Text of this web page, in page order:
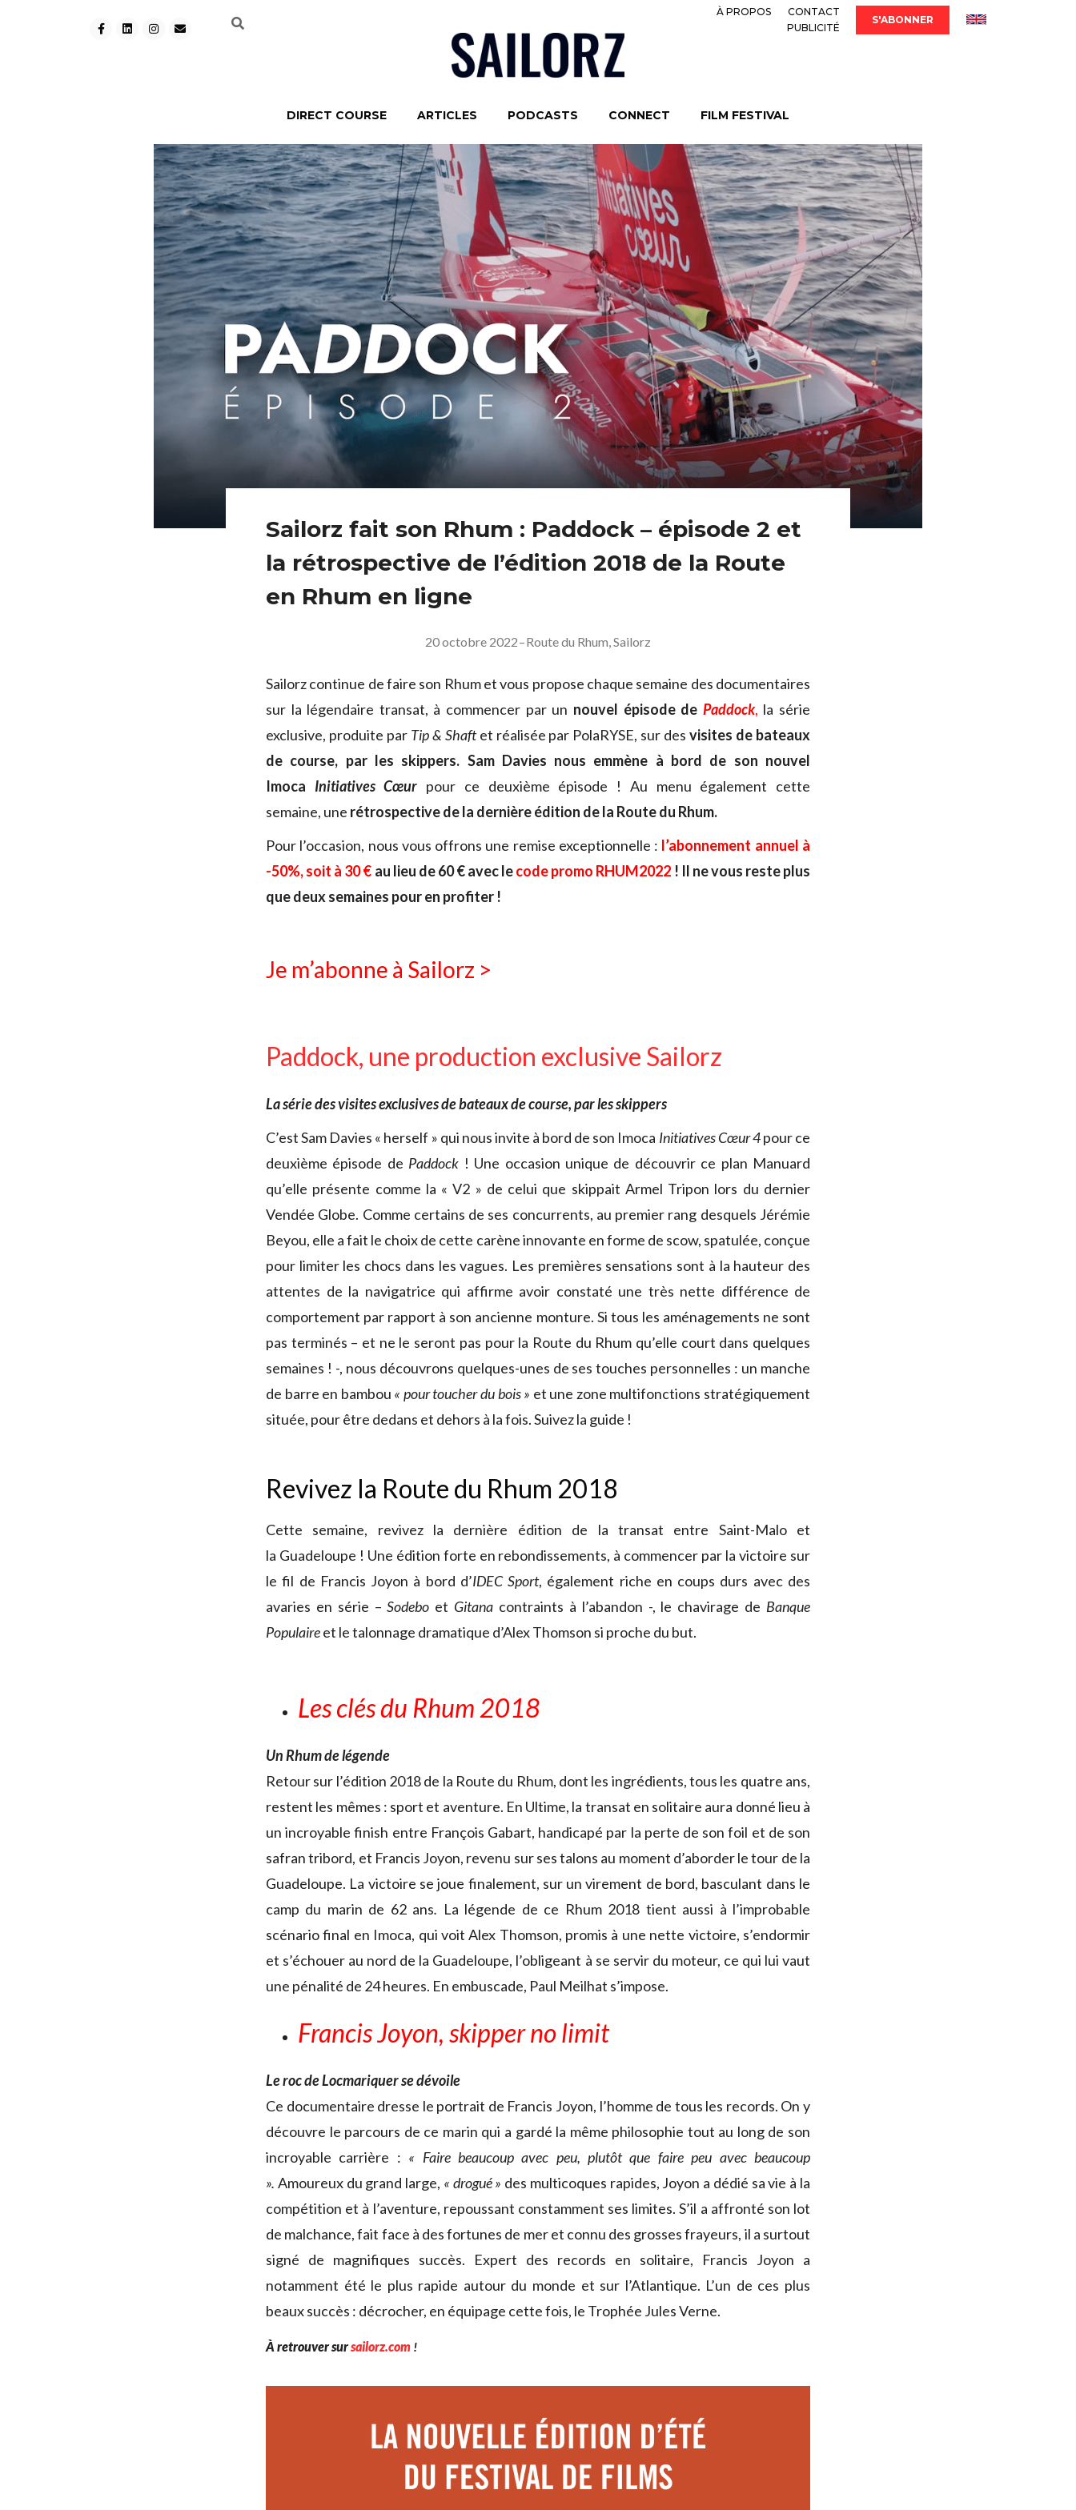
À PROPOS
CONTACT
PUBLICITÉ
S'ABONNER
DIRECT COURSE ARTICLES PODCASTS CONNECT FILM FESTIVAL
Sailorz fait son Rhum : Paddock – épisode 2 et
la rétrospective de l’édition 2018 de la Route
en Rhum en ligne
20 octobre 2022–Route du Rhum,Sailorz
Sailorz continue de faire son Rhum et vous propose chaque semaine des documentaires
sur la légendaire transat, à commencer par un nouvel épisode de Paddock, la série
exclusive, produite par Tip & Shaftet réalisée par PolaRYSE, sur des visites de bateaux
de course, par les skippers. Sam Davies nous emmène à bord de son nouvel
Imoca Initiatives Cœur pour ce deuxième épisode ! Au menu également cette
semaine, une rétrospective de la dernière édition de la Route du Rhum.
Pour l’occasion, nous vous offrons une remise exceptionnelle : l’abonnement annuel à
-50%, soit à 30 € au lieu de 60 € avec lecode promo RHUM2022 ! Il ne vous reste plus
que deux semaines pour en profiter !
Je m’abonne à Sailorz >
Paddock, une production exclusive Sailorz
La série des visites exclusives de bateaux de course, par les skippers
C’est Sam Davies « herself » qui nous invite à bord de son Imoca Initiatives Cœur 4pour ce
deuxième épisode de Paddock ! Une occasion unique de découvrir ce plan Manuard
qu’elle présente comme la « V2 » de celui que skippait Armel Tripon lors du dernier
Vendée Globe. Comme certains de ses concurrents, au premier rang desquels Jérémie
Beyou, elle a fait le choix de cette carène innovante en forme de scow, spatulée, conçue
pour limiter les chocs dans les vagues. Les premières sensations sont à la hauteur des
attentes de la navigatrice qui affirme avoir constaté une très nette différence de
comportement par rapport à son ancienne monture. Si tous les aménagements ne sont
pas terminés – et ne le seront pas pour la Route du Rhum qu’elle court dans quelques
semaines ! -, nous découvrons quelques-unes de ses touches personnelles : un manche
de barre en bambou « pour toucher du bois » et une zone multifonctions stratégiquement
située, pour être dedans et dehors à la fois. Suivez la guide !
Revivez la Route du Rhum 2018
Cette semaine, revivez la dernière édition de la transat entre Saint-Malo et
la Guadeloupe ! Une édition forte en rebondissements, à commencer par la victoire sur
le fil de Francis Joyon à bord d’IDEC Sport, également riche en coups durs avec des
avaries en série –Sodebo et Gitana contraints à l’abandon -, le chavirage de Banque
Populaireet le talonnage dramatique d’Alex Thomson si proche du but.
Les clés du Rhum 2018
Un Rhum de légende
Retour sur l’édition 2018 de la Route du Rhum, dont les ingrédients, tous les quatre ans,
restent les mêmes : sport et aventure. En Ultime, la transat en solitaire aura donné lieu à
un incroyable finish entre François Gabart, handicapé par la perte de son foil et de son
safran tribord, et Francis Joyon, revenu sur ses talons au moment d’aborder le tour de la
Guadeloupe. La victoire se joue finalement, sur un virement de bord, basculant dans le
camp du marin de 62 ans. La légende de ce Rhum 2018 tient aussi à l’improbable
scénario final en Imoca, qui voit Alex Thomson, promis à une nette victoire, s’endormir
et s’échouer au nord de la Guadeloupe, l’obligeant à se servir du moteur, ce qui lui vaut
une pénalité de 24 heures. En embuscade, Paul Meilhat s’impose.
Francis Joyon, skipper no limit
Le roc de Locmariquer se dévoile
Ce documentaire dresse le portrait de Francis Joyon, l’homme de tous les records. On y
découvre le parcours de ce marin qui a gardé la même philosophie tout au long de son
incroyable carrière : « Faire beaucoup avec peu, plutôt que faire peu avec beaucoup
». Amoureux du grand large, « drogué » des multicoques rapides, Joyon a dédié sa vie à la
compétition et à l’aventure, repoussant constamment ses limites. S’il a affronté son lot
de malchance, fait face à des fortunes de mer et connu des grosses frayeurs, il a surtout
signé de magnifiques succès. Expert des records en solitaire, Francis Joyon a
notamment été le plus rapide autour du monde et sur l’Atlantique. L’un de ces plus
beaux succès : décrocher, en équipage cette fois, le Trophée Jules Verne.
À retrouver sursailorz.com !